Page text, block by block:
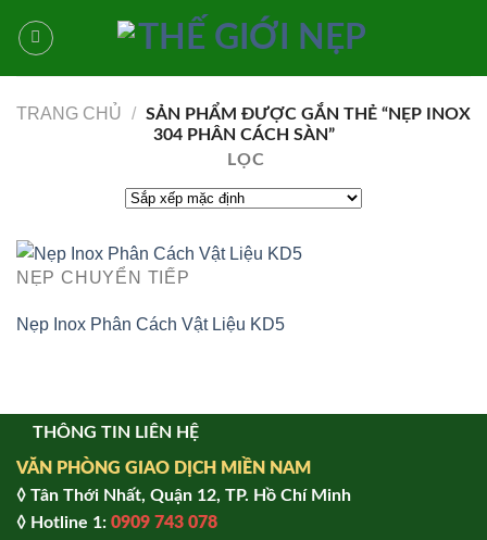
qua
TRANG CHỦ / SẢN PHẨM ĐƯỢC GẮN THẺ “NẸP INOX
304 PHÂN CÁCH SÀN”
LỌC
NẸP CHUYỂN TIẾP
Nẹp Inox Phân Cách Vật Liệu KD5
THÔNG TIN LIÊN HỆ
VĂN PHÒNG GIAO DỊCH MIỀN NAM
◊ Tân Thới Nhất, Quận 12, TP. Hồ Chí Minh
◊ Hotline 1: 0909 743 078